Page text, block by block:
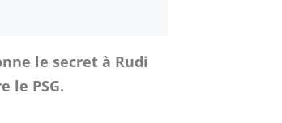
le secret à Rudi
le PSG.